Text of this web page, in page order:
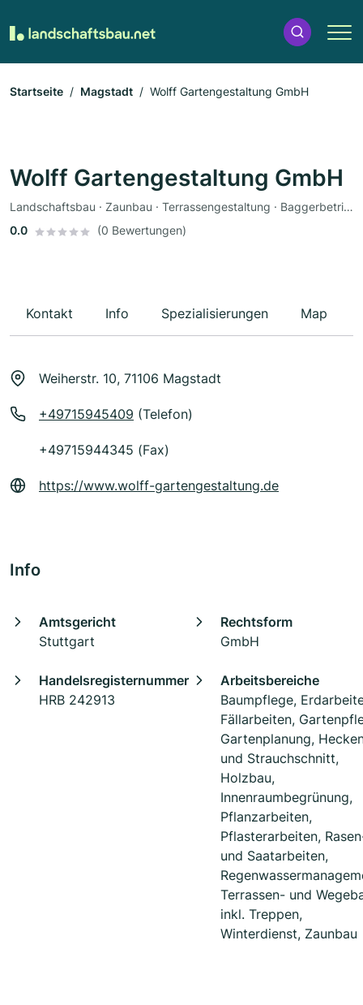
Startseite Magstadt Wolff Gartengestaltung GmbH
Wolff Gartengestaltung GmbH
Landschaftsbau · Zaunbau · Terrassengestaltung · Baggerbetrieb · Pflasterarbeiten
0.0
(0 Bewertungen)
Kontakt Info Spezialisierungen Map
Weiherstr. 10, 71106 Magstadt
+49715945409 (Telefon)
+49715944345 (Fax)
https://www.wolff-gartengestaltung.de
Info
Amtsgericht
Stuttgart
Rechtsform
GmbH
Handelsregisternummer
HRB 242913
Arbeitsbereiche
Baumpflege,
Fällarbeiten,
Gartenplanung,
und Strauchschnitt,
Holzbau,
Innenraumbegrünung,
Pflanzarbeiten,
Pflasterarbeiten,
und Saatarbeiten,
Terrassen- und
inkl. Treppen,
Winterdienst, Zaunbau